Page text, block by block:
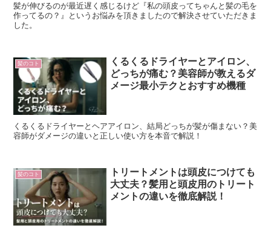
髪が伸びるのが最近遅く感じるけど『私の頭皮ってちゃんと髪の毛を
作ってるの？』というお悩みを頂きましたので解決させていただきま
した。
髪のコト
くるくるドライヤーとアイロン、
どっちが痛む？美容師が教えるダ
メージ最小テクとおすすめ機種
くるくるドライヤーとヘアアイロン、結局どっちが髪が傷まない？美
容師がダメージの違いと正しい使い方を本音で解説！
髪のコト
トリートメントは頭皮につけても
大丈夫？髪用と頭皮用のトリート
メントの違いを徹底解説！